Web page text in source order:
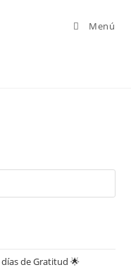
Menú
de Gratitud 🌟